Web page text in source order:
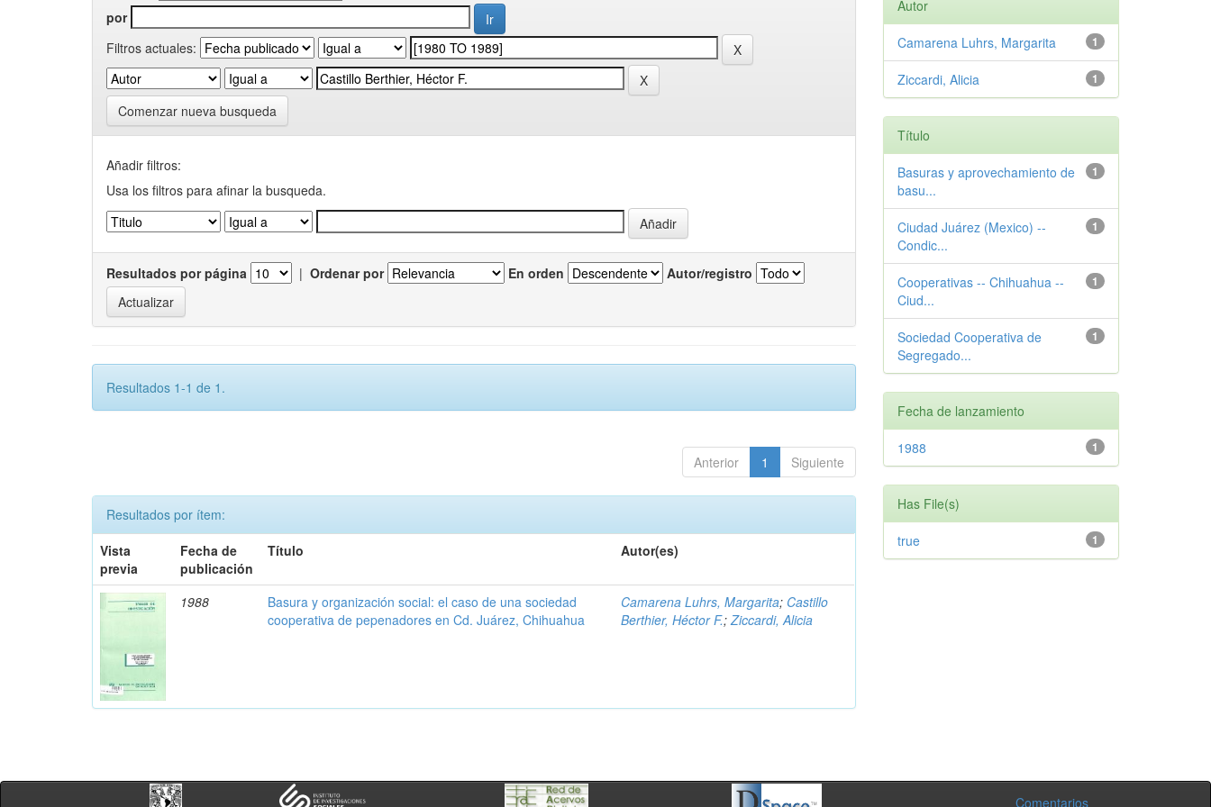
por
Filtros actuales:
Comenzar nueva busqueda
Añadir filtros:
Usa los filtros para afinar la busqueda.
Resultados por página | Ordenar por En orden Autor/registro
Resultados 1-1 de 1.
Anterior 1 Siguiente
Resultados por ítem:
Vista
previa
Fecha de
publicación
Título Autor(es)
1988
Basura y organización social: el caso de una sociedad
cooperativa de pepenadores en Cd. Juárez, Chihuahua
Camarena Luhrs, Margarita; Castillo
Berthier, Héctor F.;Ziccardi, Alicia
Autor
1
Camarena Luhrs, Margarita
1
Ziccardi, Alicia
Título
1
Basuras y aprovechamiento de
basu...
1
Ciudad Juárez (Mexico) --
Condic...
1
Cooperativas -- Chihuahua --
Ciud...
1
Sociedad Cooperativa de
Segregado...
Fecha de lanzamiento
1
1988
Has File(s)
1
true
Comentarios